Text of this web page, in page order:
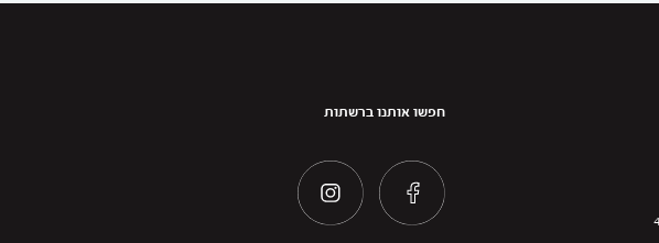
חפשו אותנו ברשתות